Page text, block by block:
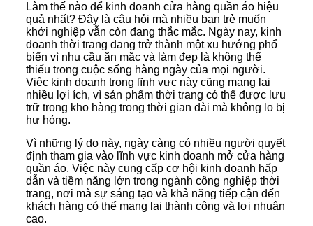
Làm thế nào để kinh doanh cửa hàng quần áo hiệu
quả nhất? Đây là câu hỏi mà nhiều bạn trẻ muốn
khởi nghiệp vẫn còn đang thắc mắc. Ngày nay, kinh
doanh thời trang đang trở thành một xu hướng phổ
biến vì nhu cầu ăn mặc và làm đẹp là không thể
thiếu trong cuộc sống hàng ngày của mọi người.
Việc kinh doanh trong lĩnh vực này cũng mang lại
nhiều lợi ích, vì sản phẩm thời trang có thể được lưu
trữ trong kho hàng trong thời gian dài mà không lo bị
hư hỏng.
Vì những lý do này, ngày càng có nhiều người quyết
định tham gia vào lĩnh vực kinh doanh mở cửa hàng
quần áo. Việc này cung cấp cơ hội kinh doanh hấp
dẫn và tiềm năng lớn trong ngành công nghiệp thời
trang, nơi mà sự sáng tạo và khả năng tiếp cận đến
khách hàng có thể mang lại thành công và lợi nhuận
cao.